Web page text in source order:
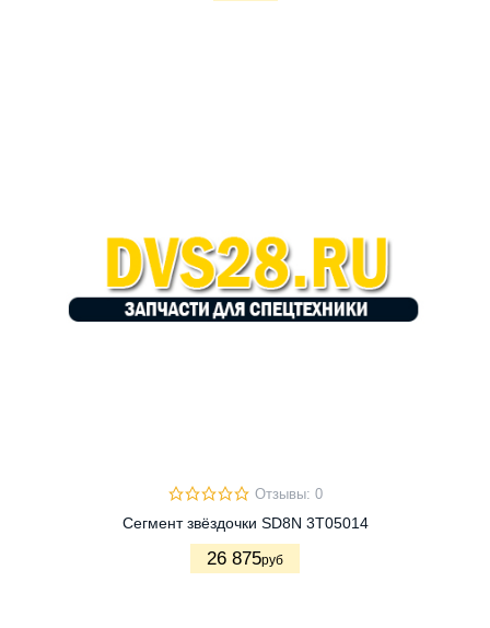
Отзывы: 0
Сегмент звёздочки SD8N 3T05014
26 875руб